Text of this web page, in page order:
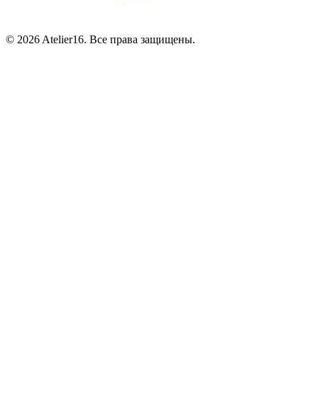
© 2026 Atelier16. Все права защищены.